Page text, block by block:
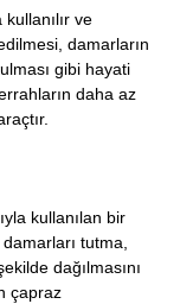
ve
damarların
gibi hayati
daha az
kullanılan bir
tutma,
dağılmasını
çapraz